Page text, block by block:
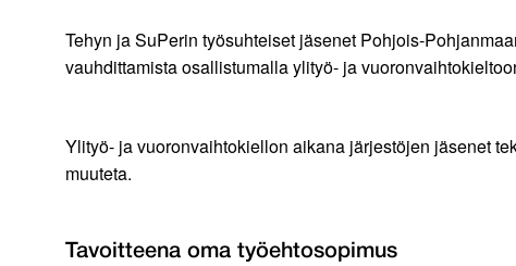
Tehyn ja SuPerin työsuhteiset jäsenet Pohjois-
vauhdittamista osallistumalla ylityö- ja
Ylityö- ja vuoronvaihtokiellon aikana järjestöjen jäsenet
muuteta.
Tavoitteena oma työehtosopimus